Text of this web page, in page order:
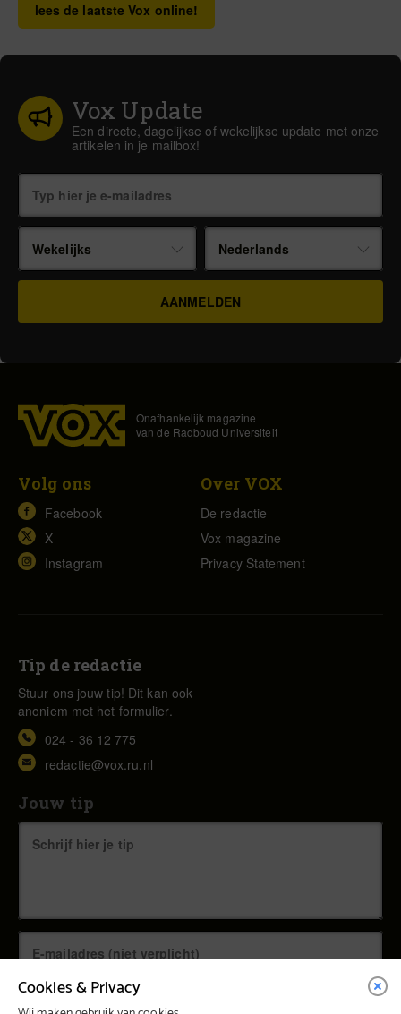
lees de laatste Vox online!
Vox Update
Een directe, dagelijkse of wekelijkse update met onze
artikelen in je mailbox!
Wekelijks Nederlands
Onafhankelijk magazine
van de Radboud Universiteit
Volg ons
Facebook
X
Instagram
Over VOX
De redactie
Vox magazine
Privacy Statement
Tip de redactie
Stuur ons jouw tip! Dit kan ook
anoniem met het formulier.
024 - 36 12 775
redactie@vox.ru.nl
Jouw tip
Cookies & Privacy